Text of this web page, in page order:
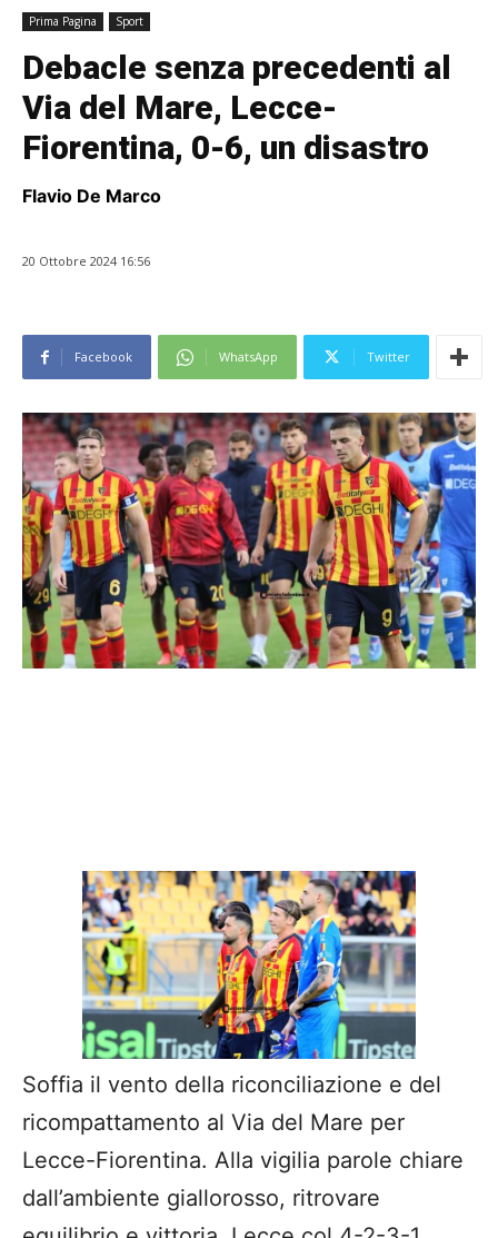
Prima Pagina Sport
Debacle senza precedenti al
Via del Mare, Lecce-
Fiorentina, 0-6, un disastro
Flavio De Marco
20 Ottobre 2024 16:56
Facebook WhatsApp Twitter
Soffia il vento della riconciliazione e del
ricompattamento al Via del Mare per
Lecce-Fiorentina. Alla vigilia parole chiare
dall’ambiente giallorosso, ritrovare